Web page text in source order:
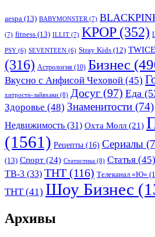
aespa (13) BABYMONSTER (7)
(7) fitness (13) ILLIT (7) KPOP(352)
PSY (6) SEVENTEEN (6) Stray Kids (12) TWICE
(316) Астрология (10) Бизнес
Вкусно с Анфисой Чеховой (45)
хитрости-лайвхаки (8) Досуг (97) Еда
Здоровье (48) Знаменитости (74)
Недвижимость (31) Охта Молл (21)
(1561) Рецепты (16) Сериалы
(13) Спорт (24) Статистика (8) Статья (45)
ТВ-3 (33) ТНТ (116) Телеканал «Ю»
ТНТ(41) Шоу Бизнес
Архивы